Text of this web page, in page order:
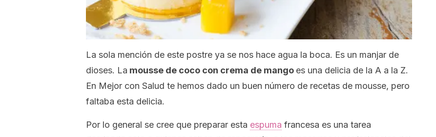
La sola mención de este postre ya se nos hace agua la boca. Es un manjar de
dioses. La mousse de coco con crema de mango es una delicia de la A a la Z.
En Mejor con Salud te hemos dado un buen número de recetas de mousse, pero
faltaba esta delicia.
Por lo general se cree que preparar esta espuma francesa es una tarea